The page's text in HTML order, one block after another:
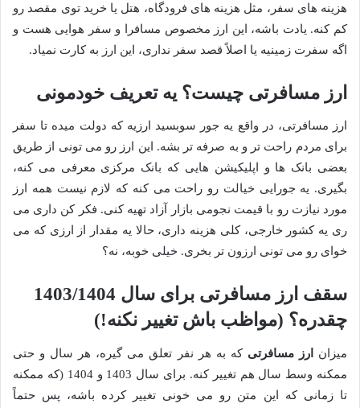
هزینه های سفر، مثل هزینه های فرودگاه، هتل یا خرید توی مقصد رو
کم کنه. یادت باشه، این ارز مخصوص مسافرا و سفر هوایی هست و
اگه سفرت زمینیه یا اصلاً قصد سفر نداری، این ارز به کارت نمیاد.
ارز مسافرتی چیست؟ یه تعریف خودمونی
ارز مسافرتی، در واقع یه جور سوبسید ارزیه که دولت میده تا سفر
برای مردم راحت تر و به صرفه تر بشه. این ارز رو می تونی از طریق
بعضی بانک ها و اپلیکیشن هایی که بانک مرکزی معرفی می کنه،
بگیری. یه جورایی خیالت رو راحت می کنه که لازم نیست همه ارز
مورد نیازت رو با قیمت نجومی بازار آزاد تهیه کنی. فکر کن داری می
ری یه کشور خارجی، کلی هزینه داری، حالا یه مقدار از ارزی که می
خوای رو می تونی ارزون تر بخری. خیلی خوبه، نه؟
سقف ارز مسافرتی برای سال 1403/1404
چقدره؟ (مواظب باش تغییر نکنه!)
میزان ارز مسافرتی که به هر نفر تعلق می گیره، هر سال و حتی
ممکنه وسط سال هم تغییر کنه. برای سال 1403 و 1404 (که ممکنه
تا زمانی که این متن رو می خونی تغییر کرده باشه، پس حتماً